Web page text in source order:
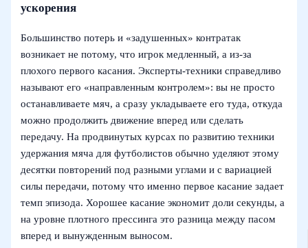
ускорения
Большинство потерь и «задушенных» контратак
возникает не потому, что игрок медленный, а из-за
плохого первого касания. Эксперты-техники справедливо
называют его «направленным контролем»: вы не просто
останавливаете мяч, а сразу укладываете его туда, откуда
можно продолжить движение вперед или сделать
передачу. На продвинутых курсах по развитию техники
удержания мяча для футболистов обычно уделяют этому
десятки повторений под разными углами и с вариацией
силы передачи, потому что именно первое касание задает
темп эпизода. Хорошее касание экономит доли секунды, а
на уровне плотного прессинга это разница между пасом
вперед и вынужденным выносом.